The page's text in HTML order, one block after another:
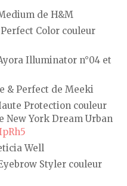
de H&M
Color couleur
Illuminator n°04 et
& Perfect de Meeki
Protection couleur
New York Dream Urban
Well
Styler couleur